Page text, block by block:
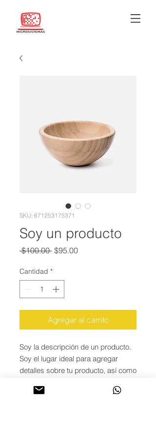
SKU: 671253175371
Soy un producto
$100.00 Precio
$95.00Precio
Cantidad *
Agregar al carrito
Soy la descripción de un producto.
Soy el lugar ideal para agregar
detalles sobre tu producto, así como
de cuidado y de limpieza.